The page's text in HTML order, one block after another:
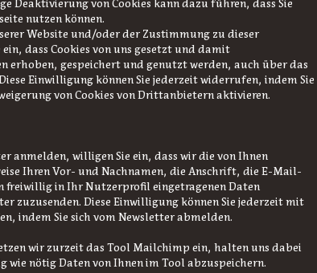
Deaktivierung von Cookies kann dazu führen, dass Sie
nutzen können.
Website und/oder der Zustimmung zu dieser
dass Cookies von uns gesetzt und damit
erhoben, gespeichert und genutzt werden, auch über das
Einwilligung können Sie jederzeit widerrufen, indem Sie
von Cookies von Drittanbietern aktivieren.
anmelden, willigen Sie ein, dass wir die von Ihnen
Ihren Vor- und Nachnamen, die Anschrift, die E-Mail-
freiwillig in Ihr Nutzerprofil eingetragenen Daten
zuzusenden. Diese Einwilligung können Sie jederzeit mit
indem Sie sich vom Newsletter abmelden.
wir zurzeit das Tool Mailchimp ein, halten uns dabei
wie nötig Daten von Ihnen im Tool abzuspeichern.